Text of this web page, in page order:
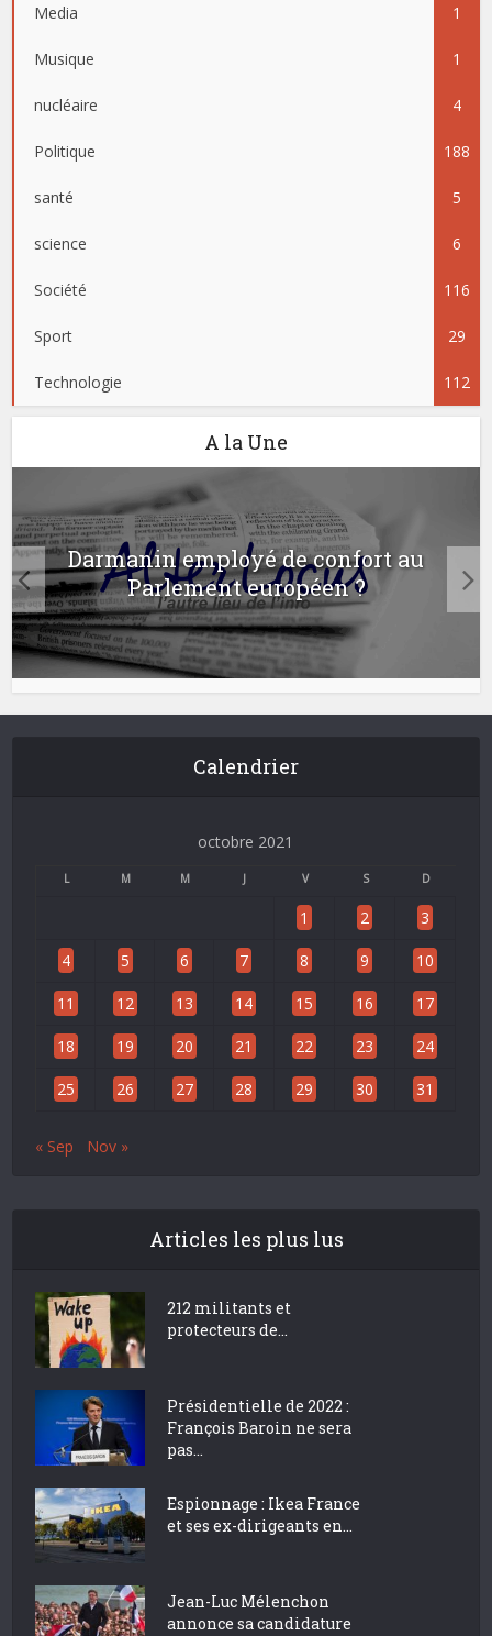
Media 1
Musique 1
nucléaire 4
Politique 188
santé 5
science 6
Société 116
Sport 29
Technologie 112
A la Une
Darmanin employé de confort au
Parlement européen ?
Calendrier
octobre 2021
L M M J V S D
1 2 3
4 5 6 7 8 9 10
11 12 13 14 15 16 17
18 19 20 21 22 23 24
25 26 27 28 29 30 31
« Sep Nov »
Articles les plus lus
212 militants et
protecteurs de...
Présidentielle de 2022 :
François Baroin ne sera
pas...
Espionnage : Ikea France
et ses ex-dirigeants en...
Jean-Luc Mélenchon
annonce sa candidature